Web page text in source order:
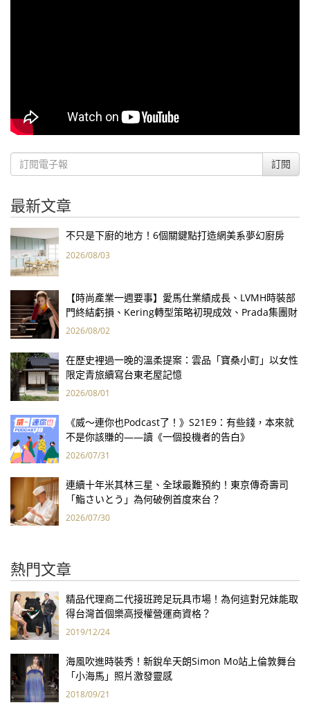
訂閱
最新文章
不只是下廚的地方！6個關鍵點打造網美系夢幻廚房
2026/08/03
【時尚產業一週要事】愛馬仕業績成長、LVMH時裝部
門終結虧損、Kering轉型策略初現成效、Prada集團財
報亮眼
2026/08/02
在歷史裡過一晚的溫柔提案：雲品「寶桑小町」以女性
限定青旅續寫台東老屋記憶
2026/08/01
《威～連你也Podcast了！》S21E9：有些錢，本來就
不是你該賺的——讀《一個投機者的告白》
2026/07/31
連續十年米其林三星、全球最難預約！東京傳奇壽司
「鮨さいとう」為何破例首度來台？
2026/07/30
熱門文章
精品代理商二代接班跨足玩具市場！為何這對兄妹能取
得台灣首個樂高授權營運商資格？
2019/12/24
海風吹進時裝秀！新銳牟天朗Simon Mo站上倫敦舞台
「小海馬」照片激發靈感
2018/09/21